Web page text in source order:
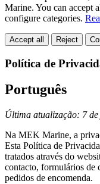
Marine. You can accept
configure categories.
Accept all Reject
Política de
Português
Última atualização: 7
Na MEK Marine, a
Esta Política de
tratados através do
contacto, formulários de
pedidos de encomenda.